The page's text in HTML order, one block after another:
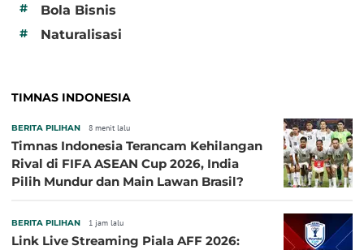
# Bola Bisnis
# Naturalisasi
TIMNAS INDONESIA
BERITA PILIHAN 8 menit lalu
Timnas Indonesia Terancam Kehilangan
Rival di FIFA ASEAN Cup 2026, India
Pilih Mundur dan Main Lawan Brasil?
BERITA PILIHAN 1 jam lalu
Link Live Streaming Piala AFF 2026: